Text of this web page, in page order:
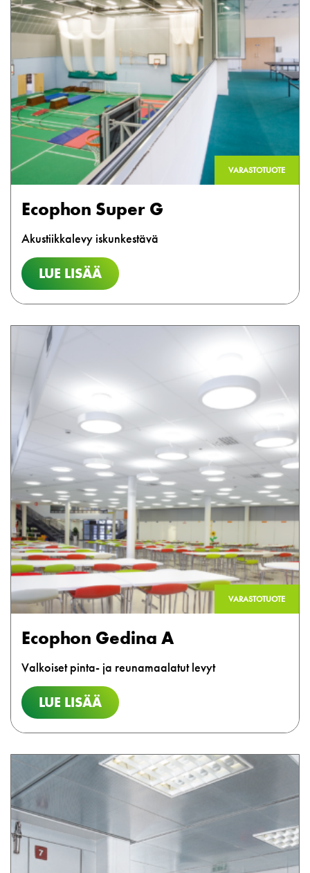
VARASTOTUOTE
Ecophon Super G
Akustiikkalevy iskunkestävä
LUE LISÄÄ
VARASTOTUOTE
Ecophon Gedina A
Valkoiset pinta- ja reunamaalatut levyt
LUE LISÄÄ